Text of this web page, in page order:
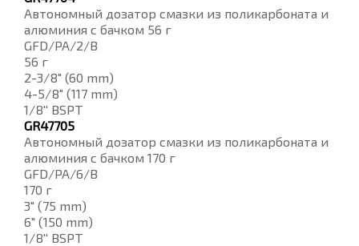
Автономный дозатор смазки из поликарбоната и
алюминия с бачком 56 г
GFD/PA/2/B
56 г
2-3/8" (60 mm)
4-5/8" (117 mm)
1/8'' BSPT
GR47705
Автономный дозатор смазки из поликарбоната и
алюминия с бачком 170 г
GFD/PA/6/B
170 г
3" (75 mm)
6" (150 mm)
1/8'' BSPT